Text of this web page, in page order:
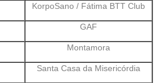
KorpoSano / Fátima BTT Club
GAF
Montamora
Santa Casa da Misericórdia